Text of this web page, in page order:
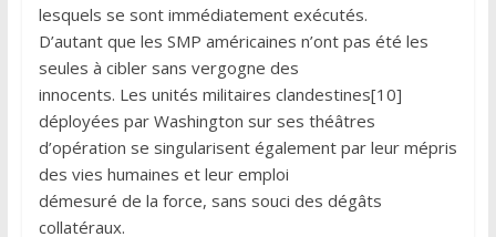
lesquels se sont immédiatement exécutés.
D’autant que les SMP américaines n’ont pas été les
seules à cibler sans vergogne des
innocents. Les unités militaires clandestines[10]
déployées par Washington sur ses théâtres
d’opération se singularisent également par leur mépris
des vies humaines et leur emploi
démesuré de la force, sans souci des dégâts
collatéraux.